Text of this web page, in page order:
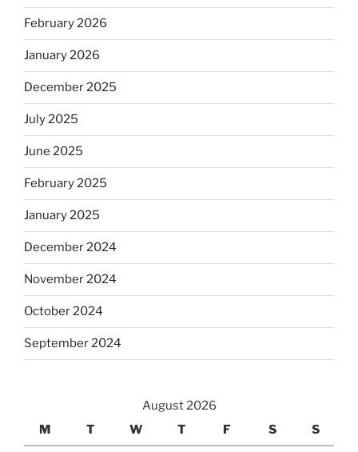
February 2026
January 2026
December 2025
July 2025
June 2025
February 2025
January 2025
December 2024
November 2024
October 2024
September 2024
August 2026
M
T W T F S S